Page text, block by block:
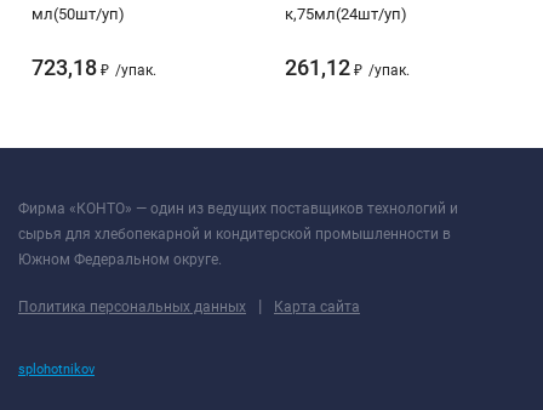
мл(50шт/уп)
723,18 ₽ /упак.
к,75мл(24шт/уп)
261,12 ₽ /упак.
Фирма «КОНТО» — один из ведущих поставщиков технологий и
сырья для хлебопекарной и кондитерской промышленности в
Южном Федеральном округе.
Политика персональных данных | Карта сайта
splohotnikov